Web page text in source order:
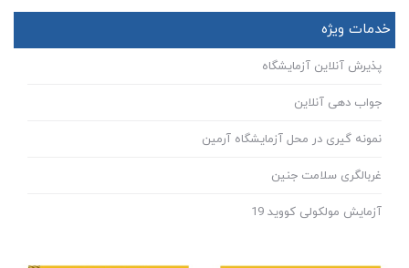
خدمات ویژه
پذیرش آنلاین آزمایشگاه
جواب دهی آنلاین
نمونه گیری در محل آزمایشگاه آرمین
غربالگری سلامت جنین
آزمایش مولکولی کووید 19